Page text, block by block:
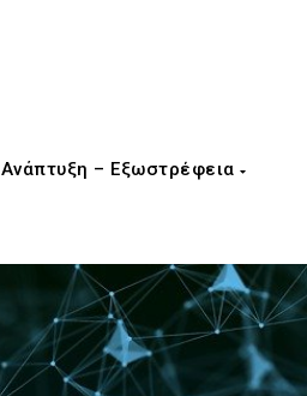
Ανάπτυξη – Εξωστρέφεια